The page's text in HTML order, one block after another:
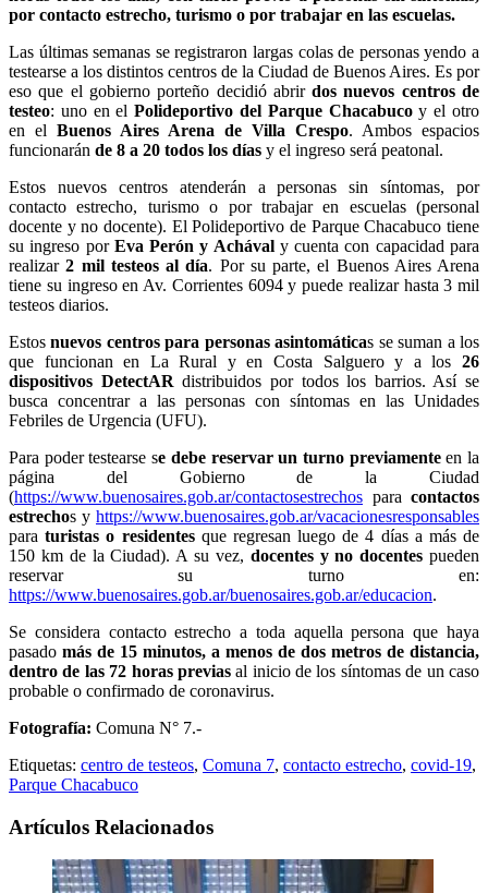
por contacto estrecho, turismo o por trabajar en las escuelas.
Las últimas semanas se registraron largas colas de personas yendo a
testearse a los distintos centros de la Ciudad de Buenos Aires. Es por
eso que el gobierno porteño decidió abrirdos nuevos centros de
testeo: uno en elPolideportivo del Parque Chacabucoy el otro
en el Buenos Aires Arena de Villa Crespo. Ambos espacios
funcionarán de 8 a 20 todos los días y el ingreso será peatonal.
Estos nuevos centros atenderán a personas sin síntomas, por
contacto estrecho, turismo o por trabajar en escuelas (personal
docente y no docente). El Polideportivo de Parque Chacabuco tiene
su ingreso por Eva Perón y Achávaly cuenta con capacidad para
realizar2 mil testeos al día. Por su parte, el Buenos Aires Arena
tiene su ingreso en Av. Corrientes 6094 y puede realizar hasta 3 mil
testeos diarios.
Estosnuevos centros para personas asintomáticas se suman a los
que funcionan en La Rural y en Costa Salguero y a los 26
dispositivos DetectAR distribuidos por todos los barrios. Así se
busca concentrar a las personas con síntomas en las Unidades
Febriles de Urgencia (UFU).
Para poder testearse se debe reservar un turno previamenteen la
página del Gobierno de la Ciudad
(https://www.buenosaires.gob.ar/contactosestrechos para contactos
estrechos y https://www.buenosaires.gob.ar/vacacionesresponsables
paraturistas o residentesque regresan luego de 4 días a más de
150 km de la Ciudad). A su vez, docentes y no docentes pueden
reservar su turno en:
https://www.buenosaires.gob.ar/buenosaires.gob.ar/educacion.
Se considera contacto estrecho a toda aquella persona que haya
pasado más de 15 minutos, a menos de dos metros de distancia,
dentro de las 72 horas previasal inicio de los síntomas de un caso
probable o confirmado de coronavirus.
Fotografía: Comuna N° 7.-
Etiquetas: centro de testeos, Comuna 7, contacto estrecho, covid-19,
Parque Chacabuco
Artículos Relacionados